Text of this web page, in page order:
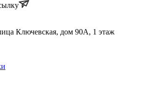
Ключевская, дом 90А, 1 этаж